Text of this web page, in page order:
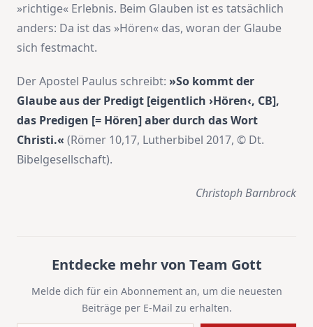
»richtige« Erlebnis. Beim Glauben ist es tatsächlich
anders: Da ist das »Hören« das, woran der Glaube
sich festmacht.
Der Apostel Paulus schreibt: »So kommt der
Glaube aus der Predigt [eigentlich ›Hören‹, CB],
das Predigen [= Hören] aber durch das Wort
Christi.« (Römer 10,17, Lutherbibel 2017, © Dt.
Bibelgesellschaft).
Christoph Barnbrock
Entdecke mehr von Team Gott
Melde dich für ein Abonnement an, um die neuesten
Beiträge per E-Mail zu erhalten.
Gib deine E-Mail-Adresse ein ...